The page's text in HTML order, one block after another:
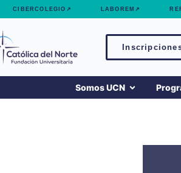
CIBERCOLEGIO↗ LABOREM↗
Somos UCN